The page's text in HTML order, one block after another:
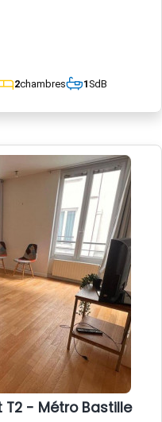
2chambres 1SdB
- Métro Bastille